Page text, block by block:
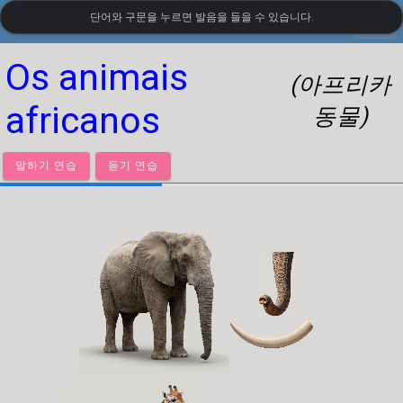
LanguageGuide.org•포르투갈어 시각 어휘
Os animais
africanos
(아프리카
동물)
말하기 연습 듣기 연습
단어와 구문을 누르면 발음을 들을 수 있습니다.